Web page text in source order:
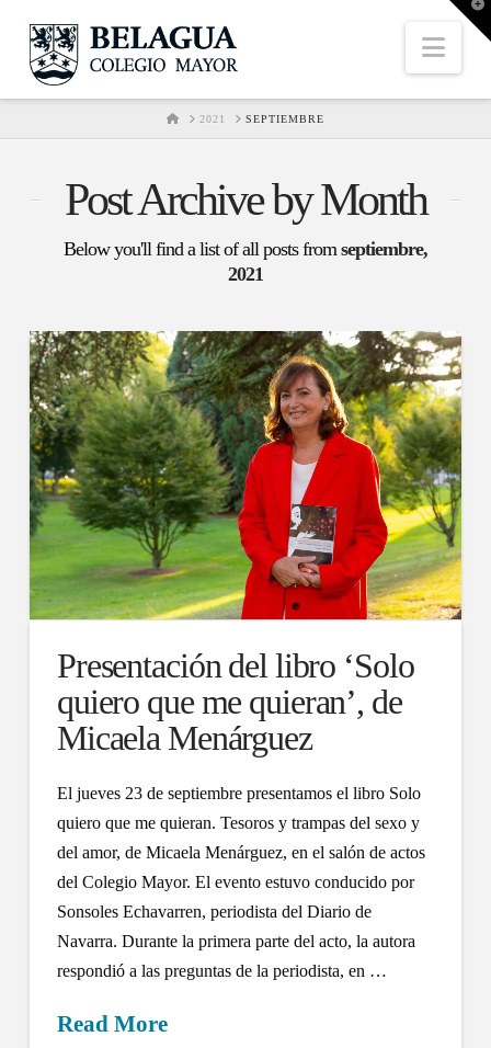
HOME
2021 SEPTIEMBRE
Post Archive by Month
Below you'll find a list of all posts fromseptiembre,
2021
Presentación del libro ‘Solo
quiero que me quieran’, de
Micaela Menárguez
El jueves 23 de septiembre presentamos el libro Solo
quiero que me quieran. Tesoros y trampas del sexo y
del amor, de Micaela Menárguez, en el salón de actos
del Colegio Mayor. El evento estuvo conducido por
Sonsoles Echavarren, periodista del Diario de
Navarra. Durante la primera parte del acto, la autora
respondió a las preguntas de la periodista, en …
Read More